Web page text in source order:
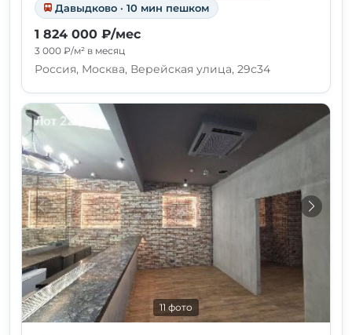
Давыдково · 10 мин пешком
1 824 000 ₽/мес
3 000 ₽/м² в месяц
Россия, Москва, Верейская улица, 29с34
11 фото